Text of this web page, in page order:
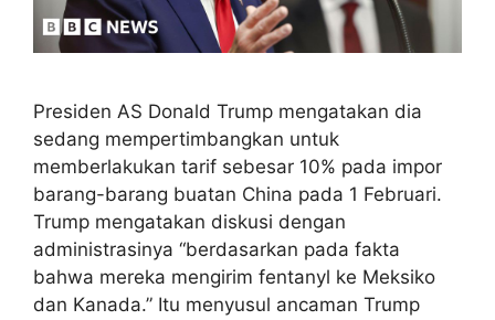
Presiden AS Donald Trump mengatakan dia
sedang mempertimbangkan untuk
memberlakukan tarif sebesar 10% pada impor
barang-barang buatan China pada 1 Februari.
Trump mengatakan diskusi dengan
administrasinya “berdasarkan pada fakta
bahwa mereka mengirim fentanyl ke Meksiko
dan Kanada.” Itu menyusul ancaman Trump